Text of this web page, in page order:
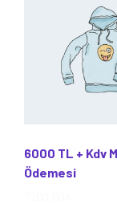
6000 TL + Kdv
Ödemesi